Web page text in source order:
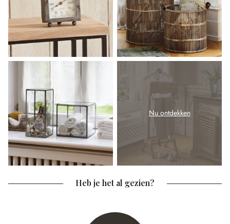
Nu ontdekken
Heb je het al gezien?